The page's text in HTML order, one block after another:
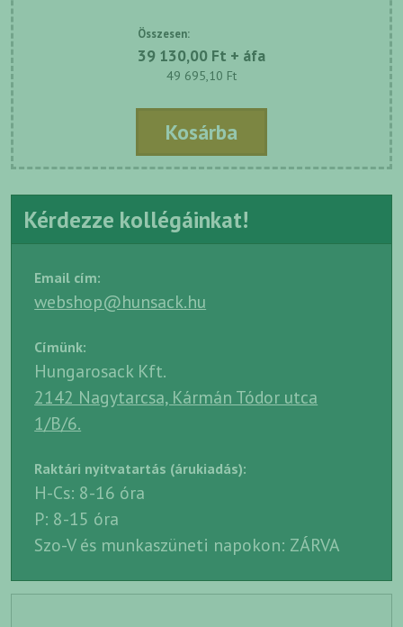
Összesen:
39 130,00 Ft + áfa
49 695,10 Ft
Kosárba
Kérdezze kollégáinkat!
Email cím:
webshop@hunsack.hu
Címünk:
Hungarosack Kft.
2142 Nagytarcsa, Kármán Tódor utca
1/B/6.
Raktári nyitvatartás (árukiadás):
H-Cs: 8-16 óra
P: 8-15 óra
Szo-V és munkaszüneti napokon: ZÁRVA